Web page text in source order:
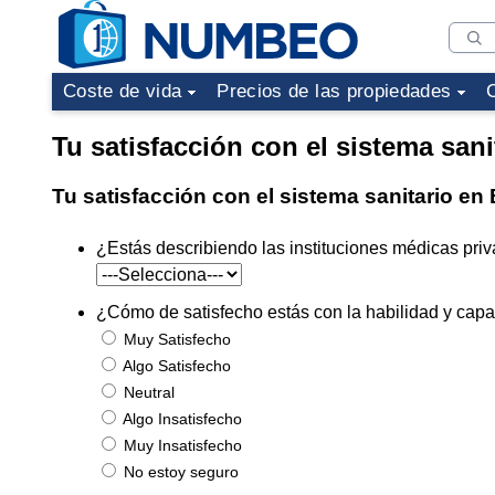
Coste de vida Precios de las propiedades
Tu satisfacción con el sistema
Tu satisfacción con el sistema sanitario en
¿Estás describiendo las instituciones médicas
¿Cómo de satisfecho estás con la habilidad y
Muy Satisfecho
Algo Satisfecho
Neutral
Algo Insatisfecho
Muy Insatisfecho
No estoy seguro